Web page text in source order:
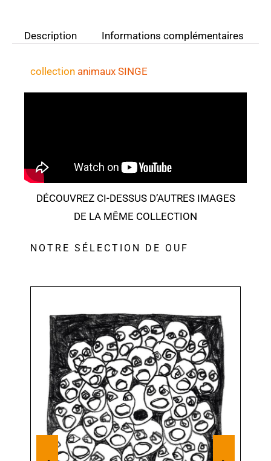
Description Informations complémentaires
collection animaux SINGE
DÉCOUVREZ CI-DESSUS D’AUTRES IMAGES
DE LA MÊME COLLECTION
NOTRE SÉLECTION DE OUF